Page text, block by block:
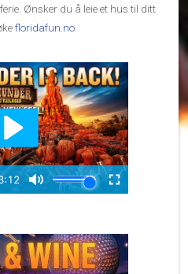
Ønsker du å leie et hus til ditt
floridafun.no